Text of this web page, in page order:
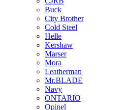
Buck
City Brother
Cold Steel
Helle
Kershaw
Marser
Mora
Leatherman
Mr.BLADE
Navy
ONTARIO
Opinel